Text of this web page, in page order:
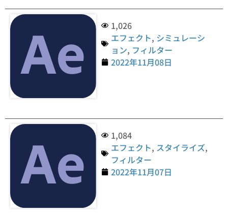
1,026
エフェクト, シミュレーシ
ョン, フィルター
2022年11月08日
1,084
エフェクト, スタイライズ,
フィルター
2022年11月07日